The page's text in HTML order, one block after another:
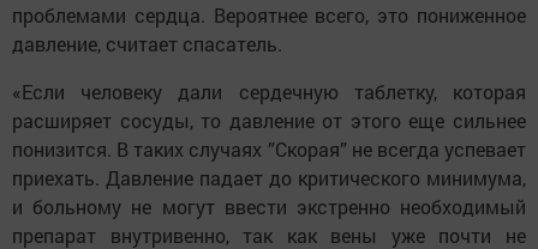
проблемами сердца. Вероятнее всего, это пониженное
давление, считает спасатель.
«Если человеку дали сердечную таблетку, которая
расширяет сосуды, то давление от этого еще сильнее
понизится. В таких случаях ”Скорая” не всегда успевает
приехать. Давление падает до критического минимума,
и больному не могут ввести экстренно необходимый
препарат внутривенно, так как вены уже почти не